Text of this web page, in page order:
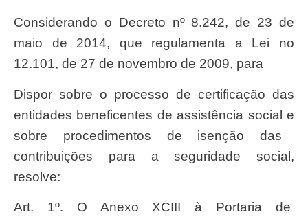
Considerando o Decreto nº 8.242, de 23 de
maio de 2014, que regulamenta a Lei no
12.101, de 27 de novembro de 2009, para
dispor sobre o processo de certificação das
entidades beneficentes de assistência social e
sobre procedimentos de isenção das
contribuições para aseguridade social,
resolve:
Art. 1º. O Anexo XCIII à Portaria de